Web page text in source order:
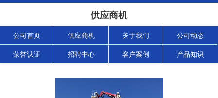
供应商机
公司首页 供应商机 关于我们 公司动态
荣誉认证 招聘中心 客户案例 产品知识